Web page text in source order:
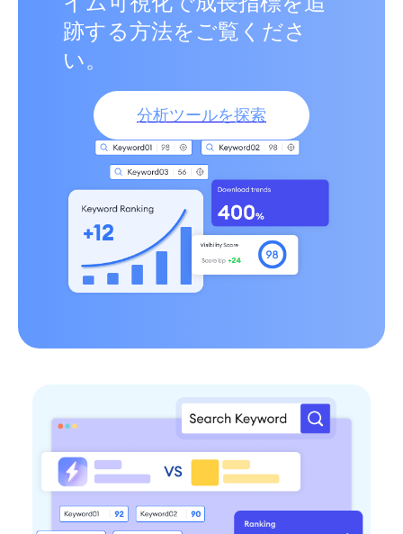
跡する方法をご覧くださ
い。
分析ツールを探索